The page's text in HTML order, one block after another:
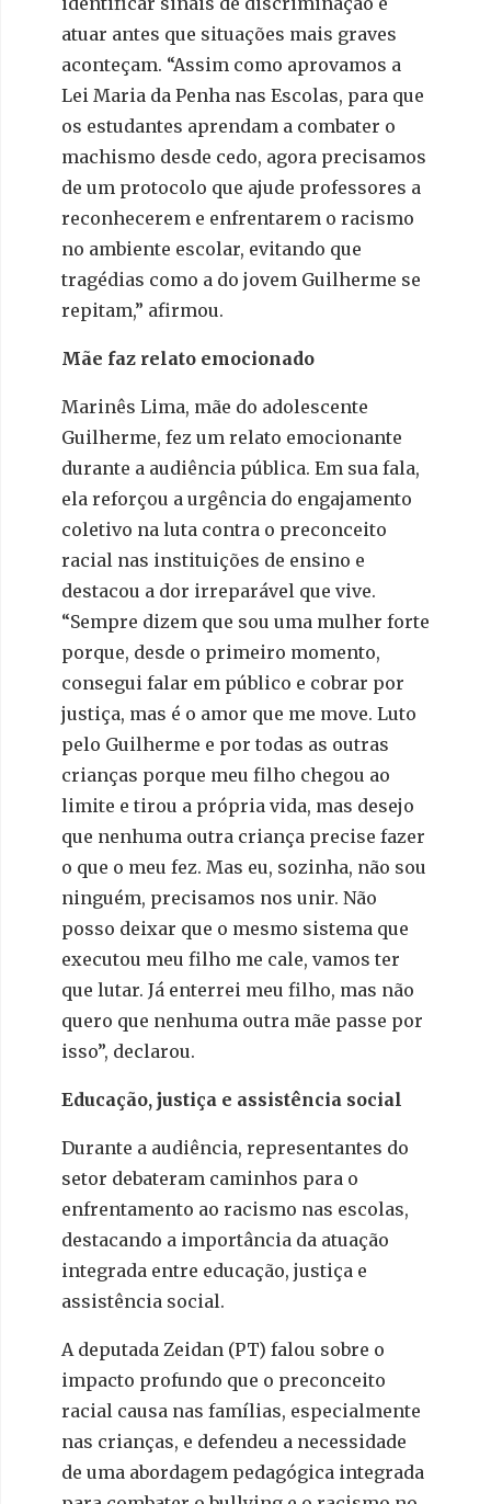
atuar antes que situações mais graves
aconteçam. “Assim como aprovamos a
Lei Maria da Penha nas Escolas, para que
os estudantes aprendam a combater o
machismo desde cedo, agora precisamos
de um protocolo que ajude professores a
reconhecerem e enfrentarem o racismo
no ambiente escolar, evitando que
tragédias como a do jovem Guilherme se
repitam,” afirmou.
Mãe faz relato emocionado
Marinês Lima, mãe do adolescente
Guilherme, fez um relato emocionante
durante a audiência pública. Em sua fala,
ela reforçou a urgência do engajamento
coletivo na luta contra o preconceito
racial nas instituições de ensino e
destacou a dor irreparável que vive.
“Sempre dizem que sou uma mulher forte
porque, desde o primeiro momento,
consegui falar em público e cobrar por
justiça, mas é o amor que me move. Luto
pelo Guilherme e por todas as outras
crianças porque meu filho chegou ao
limite e tirou a própria vida, mas desejo
que nenhuma outra criança precise fazer
o que o meu fez. Mas eu, sozinha, não sou
ninguém, precisamos nos unir. Não
posso deixar que o mesmo sistema que
executou meu filho me cale, vamos ter
que lutar. Já enterrei meu filho, mas não
quero que nenhuma outra mãe passe por
isso”, declarou.
Educação, justiça e assistência social
Durante a audiência, representantes do
setor debateram caminhos para o
enfrentamento ao racismo nas escolas,
destacando a importância da atuação
integrada entre educação, justiça e
assistência social.
A deputada Zeidan (PT) falou sobre o
impacto profundo que o preconceito
racial causa nas famílias, especialmente
nas crianças, e defendeu a necessidade
de uma abordagem pedagógica integrada